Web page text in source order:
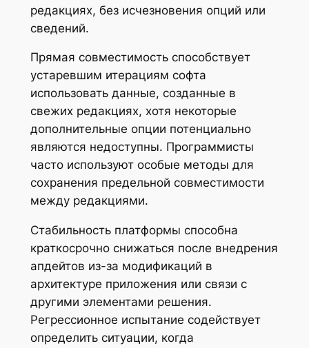
редакциях, без исчезновения опций или
сведений.
Прямая совместимость способствует
устаревшим итерациям софта
использовать данные, созданные в
свежих редакциях, хотя некоторые
дополнительные опции потенциально
являются недоступны. Программисты
часто используют особые методы для
сохранения предельной совместимости
между редакциями.
Стабильность платформы способна
краткосрочно снижаться после внедрения
апдейтов из-за модификаций в
архитектуре приложения или связи с
другими элементами решения.
Регрессионное испытание содействует
определить ситуации, когда